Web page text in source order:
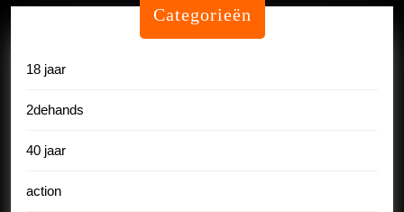
Categorieën
18 jaar
2dehands
40 jaar
action